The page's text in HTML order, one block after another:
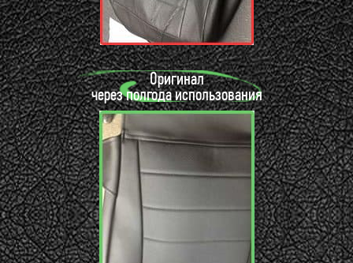
Оригинал
через полгода использования